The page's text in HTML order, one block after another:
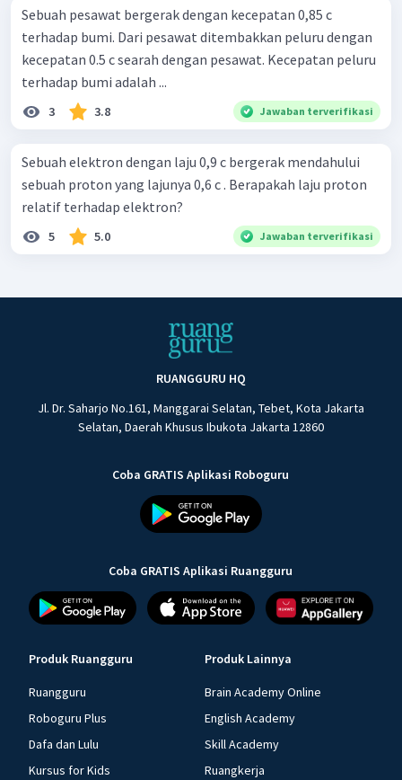
Sebuah pesawat bergerak dengan kecepatan 0,85 c
terhadap bumi. Dari pesawat ditembakkan peluru dengan
kecepatan 0.5 c searah dengan pesawat. Kecepatan peluru
terhadap bumi adalah ...
3 3.8 Jawaban terverifikasi
Sebuah elektron dengan laju 0,9 c bergerak mendahului
sebuah proton yang lajunya 0,6 c . Berapakah laju proton
relatif terhadap elektron?
5 5.0 Jawaban terverifikasi
RUANGGURU HQ
Jl. Dr. Saharjo No.161, Manggarai Selatan, Tebet, Kota Jakarta
Selatan, Daerah Khusus Ibukota Jakarta 12860
Coba GRATIS Aplikasi Roboguru
Coba GRATIS Aplikasi Ruangguru
Produk Ruangguru
Ruangguru
Roboguru Plus
Dafa dan Lulu
Kursus for Kids
Produk Lainnya
Brain Academy Online
English Academy
Skill Academy
Ruangkerja